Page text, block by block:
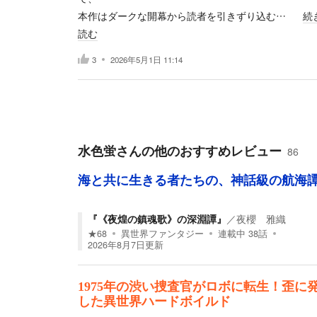
本作はダークな開幕から読者を引きずり込む…
続
読む
3 2026年5月1日 11:14
水色蛍さんの他のおすすめレビュー 86
海と共に生きる者たちの、神話級の航海
『《夜煌の鎮魂歌》の深淵譚』 ／夜櫻 雅織
★68 異世界ファンタジー 連載中 38話
2026年8月7日更新
1975年の渋い捜査官がロボに転生！歪に
した異世界ハードボイルド